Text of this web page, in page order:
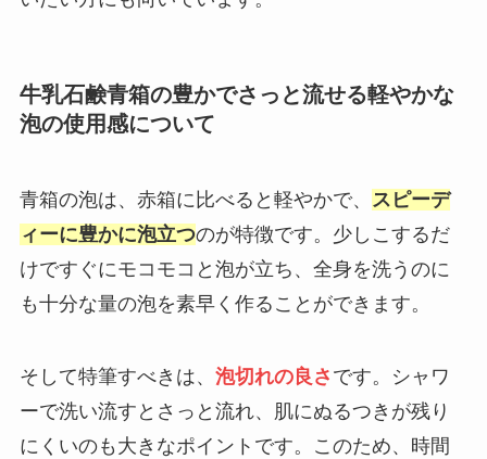
牛乳石鹸青箱の豊かでさっと流せる軽やかな
泡の使用感について
青箱の泡は、赤箱に比べると軽やかで、
スピーデ
ィーに豊かに泡立つのが特徴です。少しこするだ
けですぐにモコモコと泡が立ち、全身を洗うのに
も十分な量の泡を素早く作ることができます。
そして特筆すべきは、 泡切れの良さ です。シャワ
ーで洗い流すとさっと流れ、肌にぬるつきが残り
にくいのも大きなポイントです。このため、時間